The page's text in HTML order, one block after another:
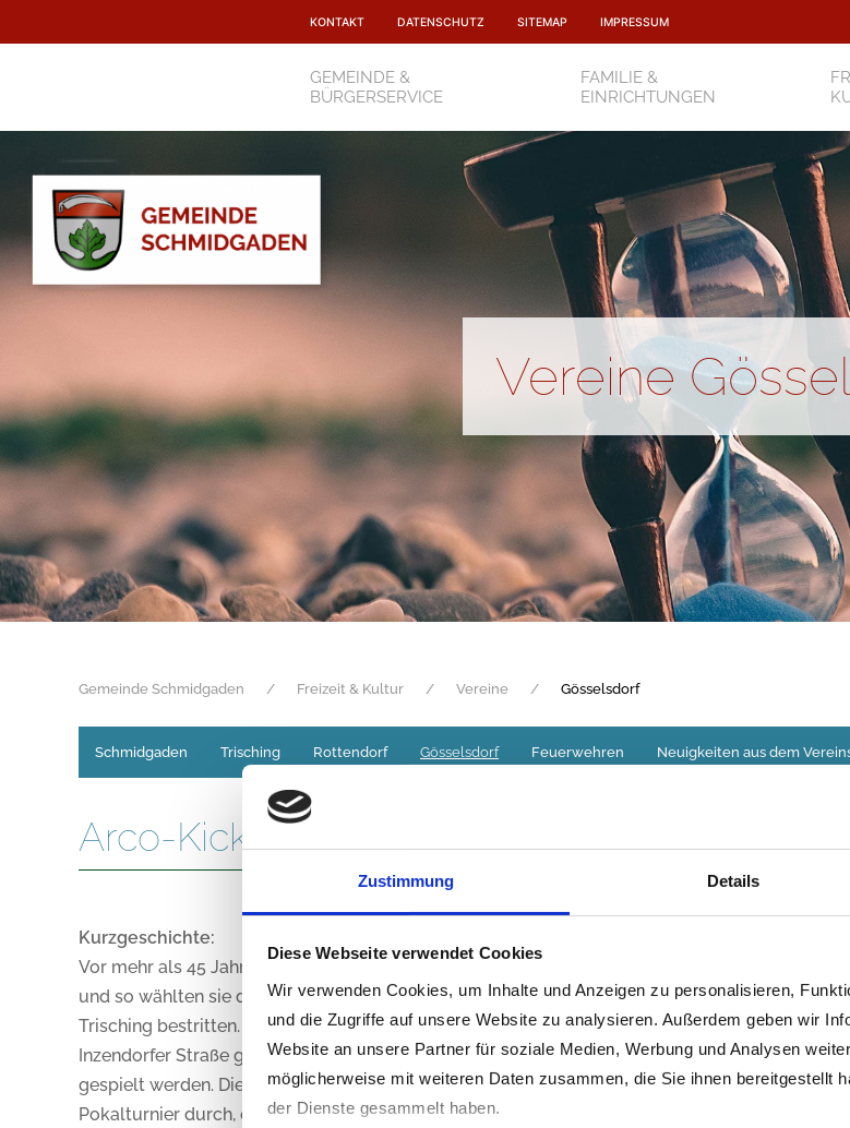
Zustimmung Details
Diese Webseite verwendet Cookies
Wir verwenden Cookies, um Inhalte und Anzeigen zu personalisieren,
und die Zugriffe auf unsere Website zu analysieren. Außerdem geben wir
Website an unsere Partner für soziale Medien, Werbung und Analysen
möglicherweise mit weiteren Daten zusammen, die Sie ihnen bereitgestellt
der Dienste gesammelt haben.
überspringen
KONTAKT DATENSCHUTZ SITEMAP IMPRESSUM
Navigation
GEMEINDE &
BÜRGERSERVICE
FAMILIE &
EINRICHTUNGEN
Vereine
Gemeinde Schmidgaden Freizeit & Kultur Vereine Gösselsdorf
Navigation
überspringen
Schmidgaden Trisching Rottendorf Gösselsdorf Feuerwehren Neuigkeiten aus dem
Arco-Kickers Inzendorf
Kurzgeschichte:
Vor mehr als 45 Jahren, am 22.07.1977, trafen sich 18 junge Burschen um einen
und so wählten sie den Namen „Arco-Kicker´s Inzendorf“. Als erster Vorstand wurde Martin
Trisching bestritten. Ein eigenes Spielfeld war leider nicht vorhanden, Austragungsort wurde
Inzendorfer Straße gespielt. Die Wiese wurde von Karl Schatz aus Inzendorf gepachtet. 1984
gespielt werden. Die Arco-Kicker´s beteiligen sich regelmäßig an Pokalschießen,
Pokalturnier durch, das im Jahr 2002 zum 25jährigen Gründungsfest zum ersten Mal als